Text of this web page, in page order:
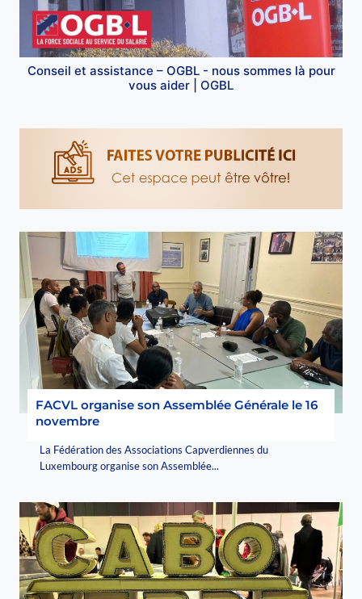
Conseil et assistance – OGBL - nous sommes là pour
vous aider | OGBL
FACVL organise son Assemblée Générale le 16
novembre
La Fédération des Associations Capverdiennes du
Luxembourg organise son Assemblée...